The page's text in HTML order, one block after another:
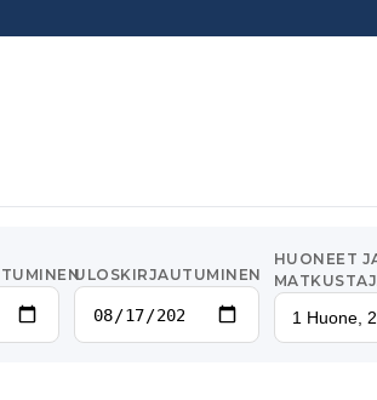
ULOSKIRJAUTUMINEN
HUONEET
1 Huone,